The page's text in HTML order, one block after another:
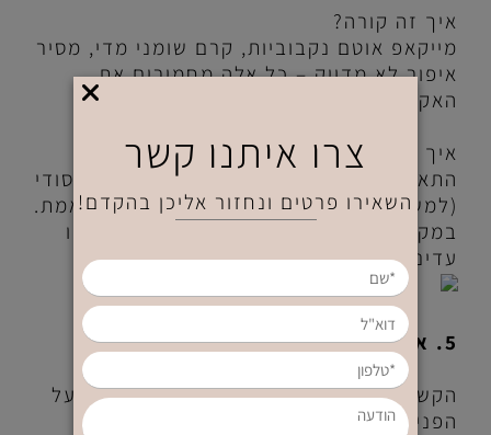
איך זה קורה?
מייקאפ אוטם נקבוביות, קרם שומני מדי, מסיר
איפור לא מדויק – כל אלה מחמירים את
האקנה.
איך נמנעים מזה?
התאמת תכשירים נכונה לסוג העור, ניקוי יסודי
(למשל עםAcne FIX 1) ושגרה יומית מותאמת.
במקרים של גירוי מתמשך – שילוב גלי רדיו
עדינים או פוטותרפיה להרגעת העור.
5. אקנה כתוצאה מתזונה / סטרס
הקשר בין מה שאנחנו אוכלים ומה שקורה על
הפנים.
צרו איתנו קשר
השאירו פרטים ונחזור אליכן בהקדם!